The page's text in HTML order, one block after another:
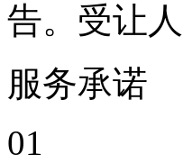
告。受让
服务承诺
01